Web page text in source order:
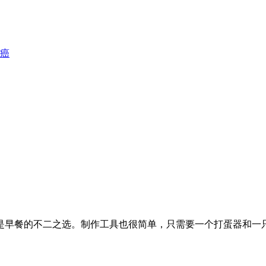
餐的不二之选。制作工具也很简单，只需要一个打蛋器和一